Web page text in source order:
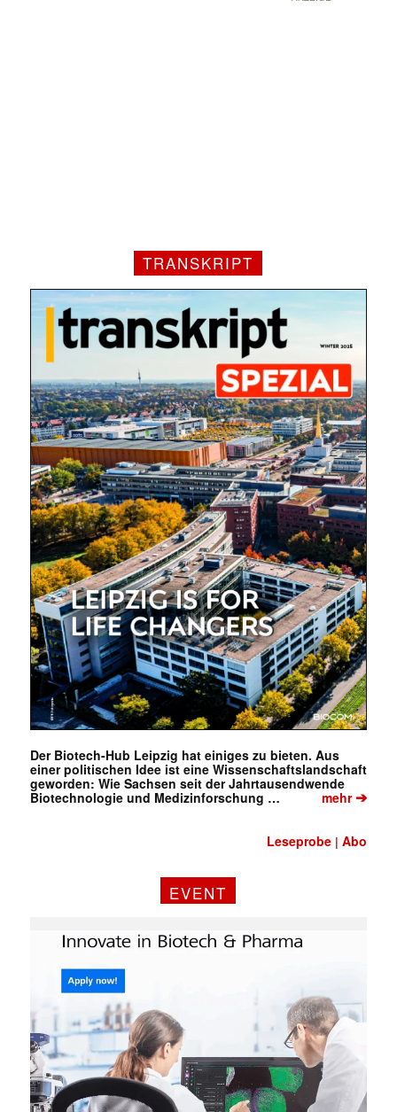
Mit dem |transkript-Newsletter
jede Woche aktuell informiert.
E-
Mail
(erforderlich)
TRANSKRIPT
Der Biotech-Hub Leipzig hat einiges zu bieten. Aus
einer politischen Idee ist eine Wissenschaftslandschaft
geworden: Wie Sachsen seit der Jahrtausendwende
Biotechnologie und Medizinforschung …
mehr➔
Leseprobe |Abo
EVENT